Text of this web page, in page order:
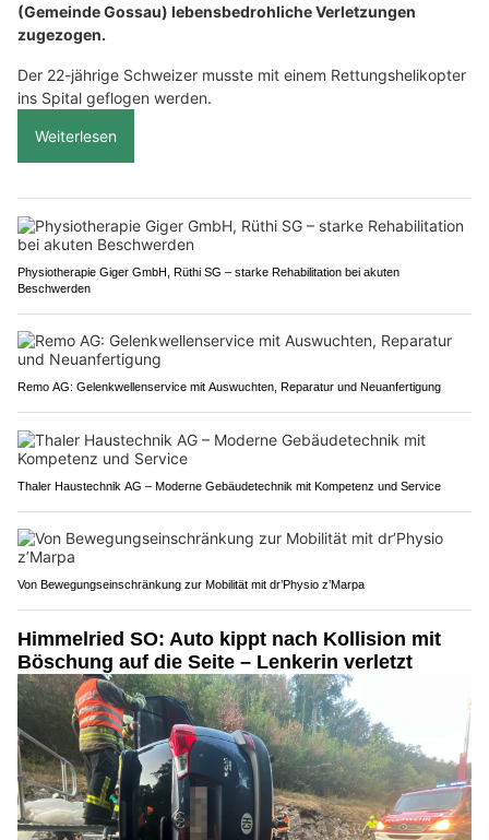
(Gemeinde Gossau) lebensbedrohliche Verletzungen
zugezogen.
Der 22-jährige Schweizer musste mit einem Rettungshelikopter
ins Spital geflogen werden.
Weiterlesen
Physiotherapie Giger GmbH, Rüthi SG – starke Rehabilitation bei akuten
Beschwerden
Remo AG: Gelenkwellenservice mit Auswuchten, Reparatur und Neuanfertigung
Thaler Haustechnik AG – Moderne Gebäudetechnik mit Kompetenz und Service
Von Bewegungseinschränkung zur Mobilität mit dr’Physio z’Marpa
Himmelried SO: Auto kippt nach Kollision mit
Böschung auf die Seite – Lenkerin verletzt